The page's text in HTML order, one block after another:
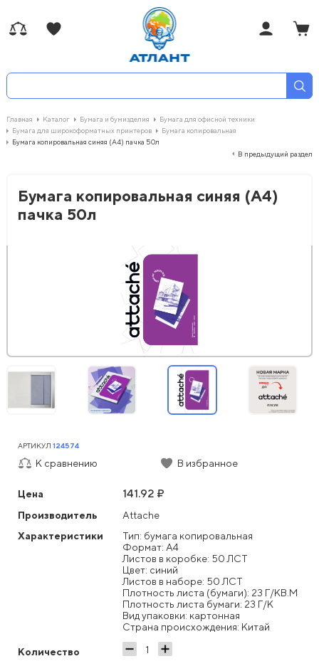
Главная Каталог Бумага и бумизделия
Бумага для офисной техники
Бумага для широкоформатных принтеров
Бумага копировальная
Бумага копировальная синяя (A4) пачка 50л
В предыдущий раздел
Бумага копировальная синяя (A4)
пачка 50л
Цена 141.92 ₽
Производитель
Attache
Характеристики
Тип: бумага копировальная
Формат: А4
Листов в коробке: 50 ЛСТ
Цвет: синий
Листов в наборе: 50 ЛСТ
Плотность листа (бумаги): 23 Г/КВ.М
Плотность листа бумаги: 23 Г/К
Вид упаковки: картонная
Страна происхождения: Китай
Количество
АРТИКУЛ 124574
К сравнению В избранное